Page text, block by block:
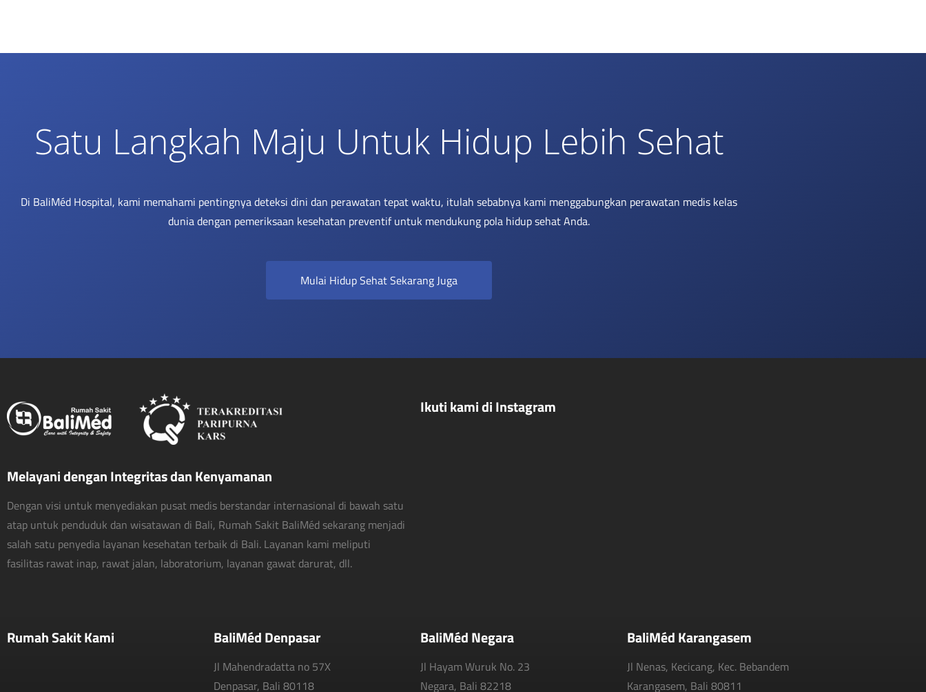
Satu Langkah Maju Untuk Hidup Lebih Sehat
Di BaliMéd Hospital, kami memahami pentingnya deteksi dini dan perawatan tepat waktu, itulah sebabnya kami menggabungkan perawatan medis kelas
dunia dengan pemeriksaan kesehatan preventif untuk mendukung pola hidup sehat Anda.
Mulai Hidup Sehat Sekarang Juga
Melayani dengan Integritas dan Kenyamanan
Dengan visi untuk menyediakan pusat medis berstandar internasional di bawah satu
atap untuk penduduk dan wisatawan di Bali, Rumah Sakit BaliMéd sekarang menjadi
salah satu penyedia layanan kesehatan terbaik di Bali. Layanan kami meliputi
fasilitas rawat inap, rawat jalan, laboratorium, layanan gawat darurat, dll.
Ikuti kami di Instagram
Rumah Sakit Kami BaliMéd Denpasar
Jl Mahendradatta no 57X
Denpasar, Bali 80118
BaliMéd Negara
Jl Hayam Wuruk No. 23
Negara, Bali 82218
BaliMéd Karangasem
Jl Nenas, Kecicang, Kec. Bebandem
Karangasem, Bali 80811